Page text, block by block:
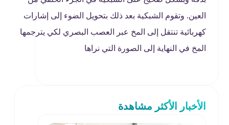
العين. وتقوم الشبكية بعد ذلك بتحويل الضوء إلى إشارات
كهربائية تنتقل إلى المخ عبر العصب البصري لكي يترجمها
المخ في النهاية إلى الصورة التي نراها
الأخبار الأكثر مشاهدة